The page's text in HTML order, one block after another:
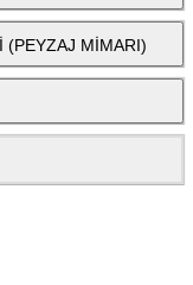
(PEYZAJ MİMARI)